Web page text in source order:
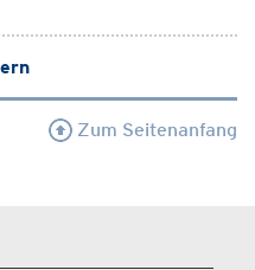
Zum Seitenanfang